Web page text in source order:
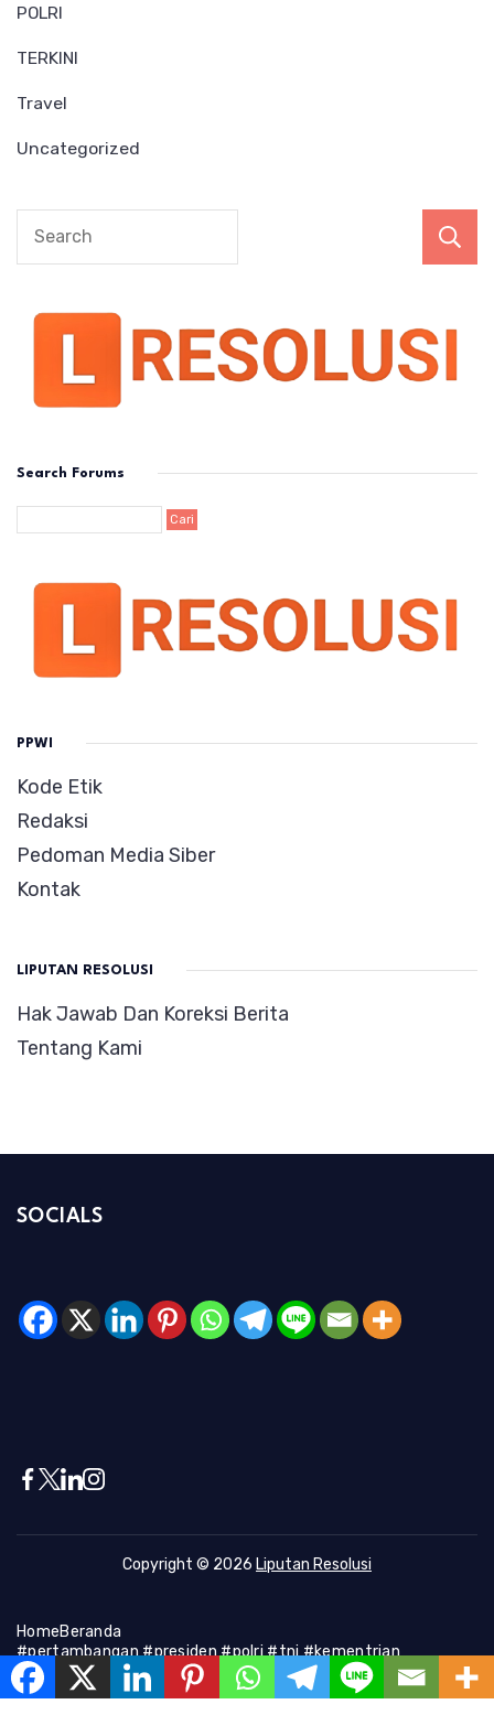
POLRI
TERKINI
Travel
Uncategorized
Search Forums
PPWI
Kode Etik
Redaksi
Pedoman Media Siber
Kontak
LIPUTAN RESOLUSI
Hak Jawab Dan Koreksi Berita
Tentang Kami
SOCIALS
Copyright © 2026 Liputan Resolusi
HomeBeranda
#pertambangan #presiden #polri #tni #kementrian
#presiden #Kapolri #indonesia